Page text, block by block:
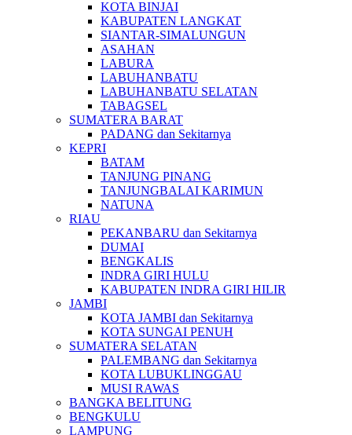
KOTA BINJAI
KABUPATEN LANGKAT
SIANTAR-SIMALUNGUN
ASAHAN
LABURA
LABUHANBATU
LABUHANBATU SELATAN
TABAGSEL
SUMATERA BARAT
PADANG dan Sekitarnya
KEPRI
BATAM
TANJUNG PINANG
TANJUNGBALAI KARIMUN
NATUNA
RIAU
PEKANBARU dan Sekitarnya
DUMAI
BENGKALIS
INDRA GIRI HULU
KABUPATEN INDRA GIRI HILIR
JAMBI
KOTA JAMBI dan Sekitarnya
KOTA SUNGAI PENUH
SUMATERA SELATAN
PALEMBANG dan Sekitarnya
KOTA LUBUKLINGGAU
MUSI RAWAS
BANGKA BELITUNG
BENGKULU
LAMPUNG